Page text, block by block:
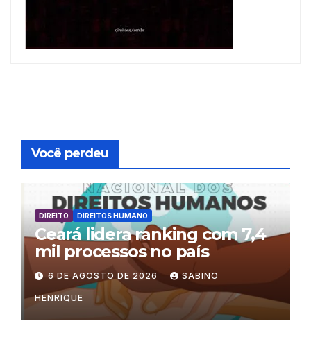
Você perdeu
DIREITO DIREITOS HUMANO
Ceará lidera ranking com 7,4
mil processos no país
6 DE AGOSTO DE 2026 SABINO
HENRIQUE